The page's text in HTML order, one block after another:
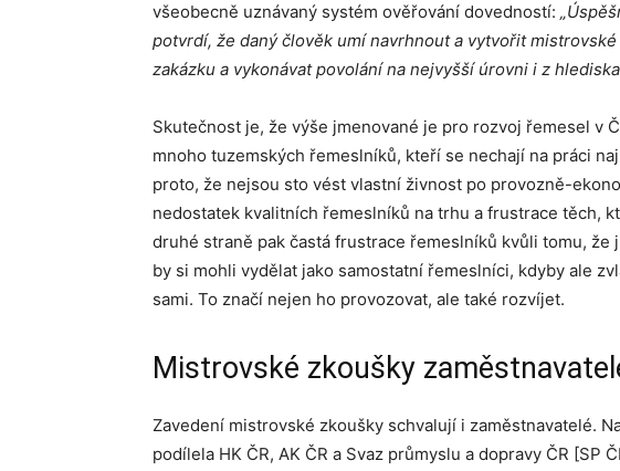
všeobecně uznávaný systém ověřování dovedností:
potvrdí, že daný člověk umí navrhnout a vytvořit
zakázku a vykonávat povolání na nejvyšší úrovni i z
Skutečnost je, že výše jmenované je pro rozvoj řemesel v
mnoho tuzemských řemeslníků, kteří se nechají na práci
proto, že nejsou sto vést vlastní živnost po provozně-
nedostatek kvalitních řemeslníků na trhu a frustrace těch,
druhé straně pak častá frustrace řemeslníků kvůli tomu,
by si mohli vydělat jako samostatní řemeslníci, kdyby ale
sami. To značí nejen ho provozovat, ale také rozvíjet.
Mistrovské zkoušky
Zavedení mistrovské zkoušky schvalují i zaměstnavatelé.
podílela HK ČR, AK ČR a Svaz průmyslu a dopravy ČR [SP